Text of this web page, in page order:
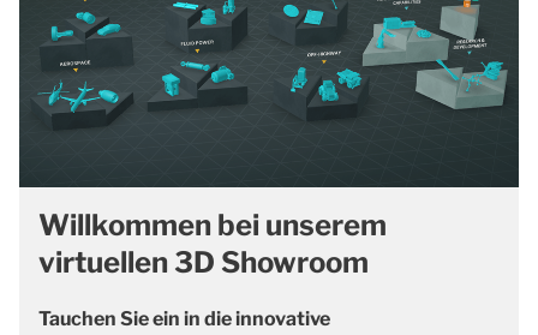
Willkommen bei unserem
virtuellen 3D Showroom
Tauchen Sie ein in die innovative